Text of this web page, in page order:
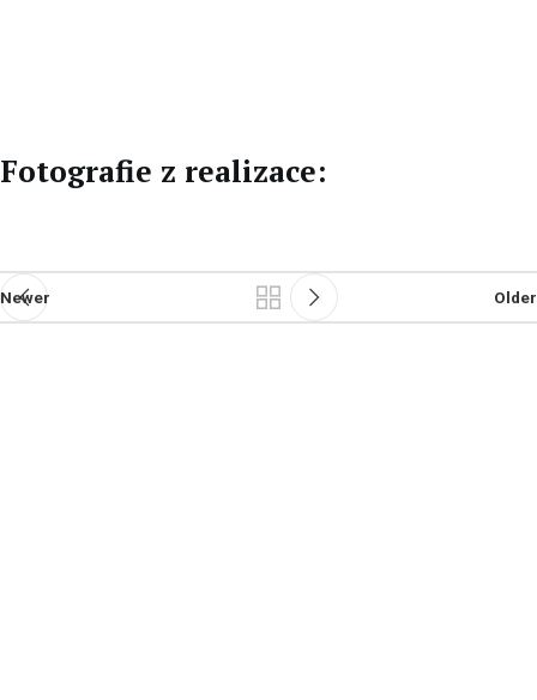
Fotografie z realizace:
Newer Older